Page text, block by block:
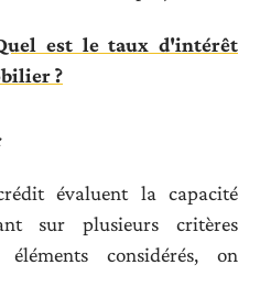
est le taux d'intérêt
?
évaluent la capacité
sur plusieurs critères
considérés, on